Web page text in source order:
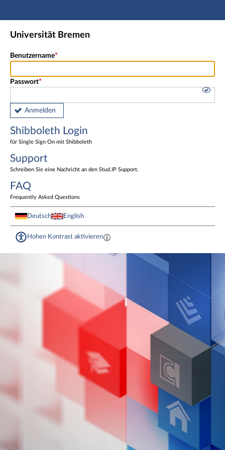
Hauptnavigation
Shibboleth Login
Universität Bremen
Benutzername
Passwort
Anmelden
Shibboleth Login
für Single Sign On mit Shibboleth
Support
Schreiben Sie eine Nachricht an den Stud.IP Support.
FAQ
Frequently Asked Questions
Deutsch English
Hohen Kontrast aktivieren